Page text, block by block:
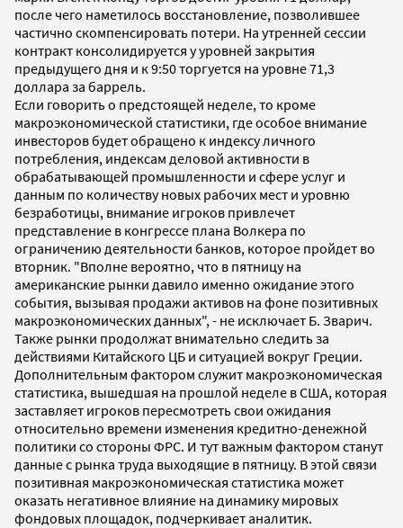
после чего наметилось восстановление, позволившее
частично скомпенсировать потери. На утренней сессии
контракт консолидируется у уровней закрытия
предыдущего дня и к 9:50 торгуется на уровне 71,3
доллара за баррель.
Если говорить о предстоящей неделе, то кроме
макроэкономической статистики, где особое внимание
инвесторов будет обращено к индексу личного
потребления, индексам деловой активности в
обрабатывающей промышленности и сфере услуг и
данным по количеству новых рабочих мест и уровню
безработицы, внимание игроков привлечет
представление в конгрессе плана Волкера по
ограничению деятельности банков, которое пройдет во
вторник. "Вполне вероятно, что в пятницу на
американские рынки давило именно ожидание этого
события, вызывая продажи активов на фоне позитивных
макроэкономических данных", - не исключает Б. Зварич.
Также рынки продолжат внимательно следить за
действиями Китайского ЦБ и ситуацией вокруг Греции.
Дополнительным фактором служит макроэкономическая
статистика, вышедшая на прошлой неделе в США, которая
заставляет игроков пересмотреть свои ожидания
относительно времени изменения кредитно-денежной
политики со стороны ФРС. И тут важным фактором станут
данные с рынка труда выходящие в пятницу. В этой связи
позитивная макроэкономическая статистика может
оказать негативное влияние на динамику мировых
фондовых площадок, подчеркивает аналитик.